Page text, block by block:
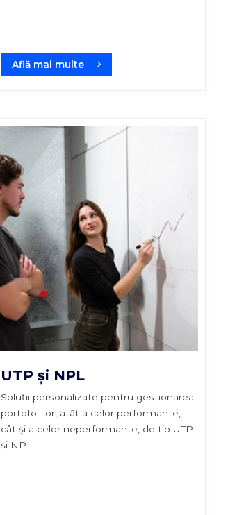
Află mai multe
UTP și NPL
Soluții personalizate pentru gestionarea
portofoliilor, atât a celor performante,
cât și a celor neperformante, de tip UTP
și NPL.